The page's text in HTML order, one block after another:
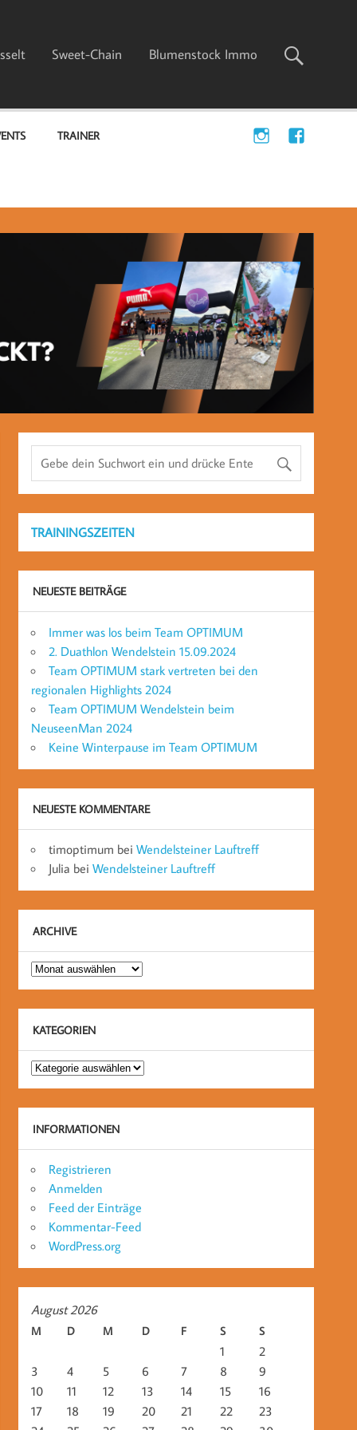
Sweet-Chain Blumenstock Immo
TRAINER
TRAININGSZEITEN
NEUESTE BEITRÄGE
Immer was los beim Team OPTIMUM
2. Duathlon Wendelstein 15.09.2024
Team OPTIMUM stark vertreten bei den
regionalen Highlights 2024
Team OPTIMUM Wendelstein beim
NeuseenMan 2024
Keine Winterpause im Team OPTIMUM
NEUESTE KOMMENTARE
timoptimum beiWendelsteiner Lauftreff
Julia beiWendelsteiner Lauftreff
ARCHIVE
Archive
KATEGORIEN
Kategorien
INFORMATIONEN
Registrieren
Anmelden
Feed der Einträge
Kommentar-Feed
WordPress.org
August 2026
M D M D F S S
1
2
3
4 5 6 7 8
9
10
11 12 13 14 15
16
17
18 19 20 21 22
23